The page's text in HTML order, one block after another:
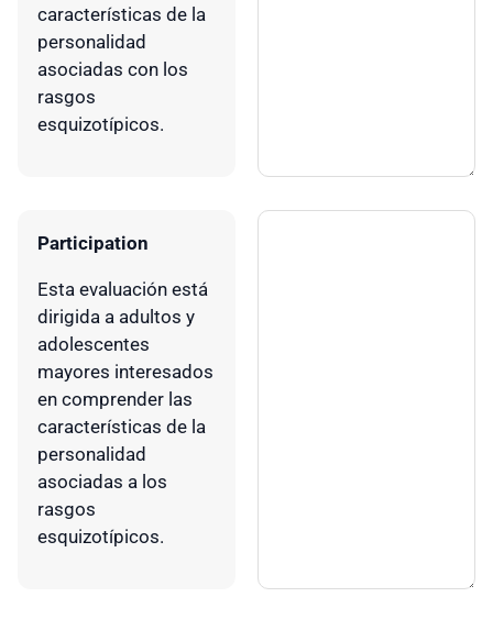
características de la
personalidad
asociadas con los
rasgos
esquizotípicos.
Participation
Esta evaluación está
dirigida a adultos y
adolescentes
mayores interesados
en comprender las
características de la
personalidad
asociadas a los
rasgos
esquizotípicos.